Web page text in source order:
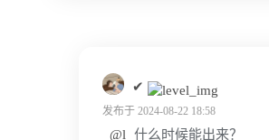
✔
发布于 2024-08-22 18:58
@l 什么时候能出来？